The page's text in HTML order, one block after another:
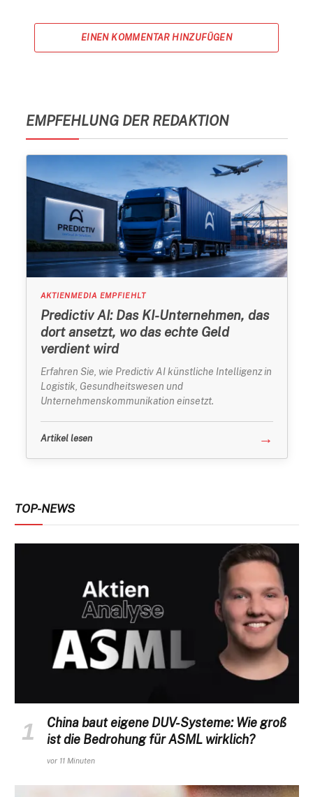
EINEN KOMMENTAR HINZUFÜGEN
EMPFEHLUNG DER REDAKTION
AKTIENMEDIA EMPFIEHLT
Predictiv AI: Das KI-Unternehmen, das
dort ansetzt, wo das echte Geld
verdient wird
Erfahren Sie, wie Predictiv AI künstliche Intelligenz in
Logistik, Gesundheitswesen und
Unternehmenskommunikation einsetzt.
Artikel lesen →
TOP-NEWS
China baut eigene DUV-Systeme: Wie groß
ist die Bedrohung für ASML wirklich?
vor 11 Minuten